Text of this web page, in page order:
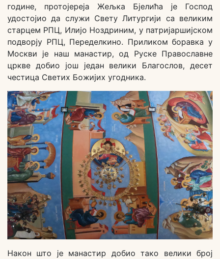
године, протојереја Жељка Бјелића је Господ
удостојио да служи Свету Литургији са великим
старцем РПЦ, Илијо Ноздриним, у патријаршијском
подворју РПЦ, Переделкино. Приликом боравка у
Москви је наш манастир, од Руске Православне
цркве добио још један велики Благослов, десет
честица Светих Божијих угодника.
Након што је манастир добио тако велики број